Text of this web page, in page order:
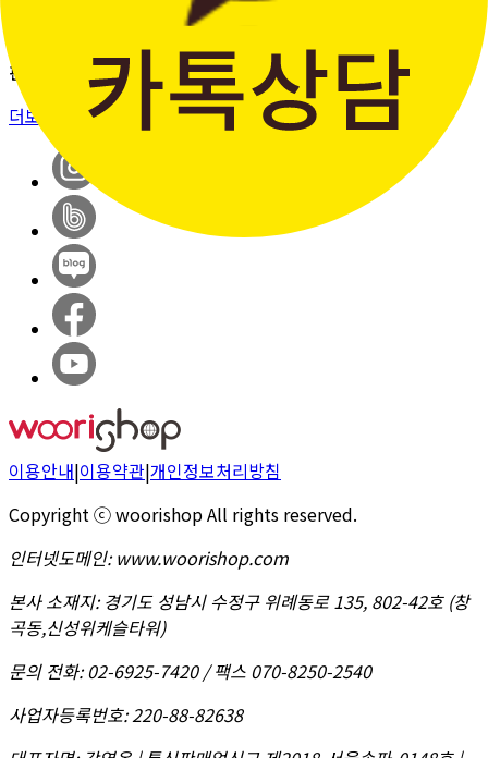
간단한 가입 프로세스 & 편리한
판매 시스템
더보기 >
이용안내|이용약관|개인정보처리방침
Copyright ⓒ woorishop All rights reserved.
인터넷도메인:www.woorishop.com
본사 소재지:경기도 성남시 수정구 위례동로 135, 802-42호 (창
곡동,신성위케슬타워)
문의 전화:02-6925-7420 / 팩스 070-8250-2540
사업자등록번호:220-88-82638